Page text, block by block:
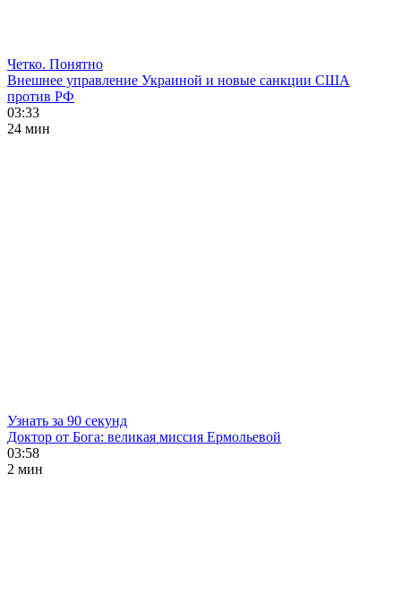
Четко. Понятно
Внешнее управление Украиной и новые санкции США
против РФ
03:33
24 мин
Узнать за 90 секунд
Доктор от Бога: великая миссия Ермольевой
03:58
2 мин